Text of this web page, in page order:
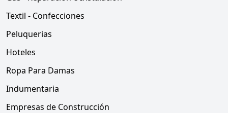
Textil - Confecciones
Peluquerias
Hoteles
Ropa Para Damas
Indumentaria
Empresas de Construcción